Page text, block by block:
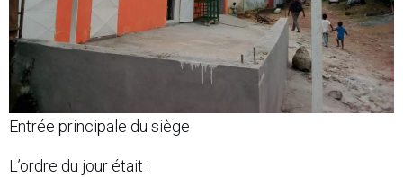
Entrée principale du siège
L’ordre du jour était :